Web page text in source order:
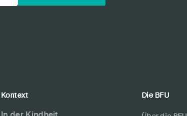
Kontext Die BFU